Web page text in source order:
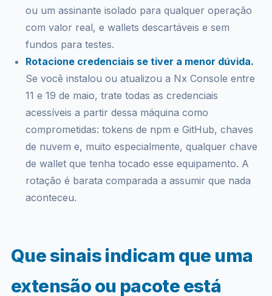
ou um assinante isolado para qualquer operação
com valor real, e wallets descartáveis e sem
fundos para testes.
Rotacione credenciais se tiver a menor dúvida.
Se você instalou ou atualizou a Nx Console entre
11 e 19 de maio, trate todas as credenciais
acessíveis a partir dessa máquina como
comprometidas: tokens de npm e GitHub, chaves
de nuvem e, muito especialmente, qualquer chave
de wallet que tenha tocado esse equipamento. A
rotação é barata comparada a assumir que nada
aconteceu.
Que sinais indicam que uma
extensão ou pacote está